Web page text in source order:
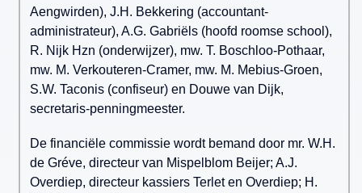
Aengwirden), J.H. Bekkering (accountant-
administrateur), A.G. Gabriëls (hoofd roomse school),
R. Nijk Hzn (onderwijzer), mw. T. Boschloo-Pothaar,
mw. M. Verkouteren-Cramer, mw. M. Mebius-Groen,
S.W. Taconis (confiseur) en Douwe van Dijk,
secretaris-penningmeester.
De financiële commissie wordt bemand door mr. W.H.
de Gréve, directeur van Mispelblom Beijer; A.J.
Overdiep, directeur kassiers Terlet en Overdiep; H.